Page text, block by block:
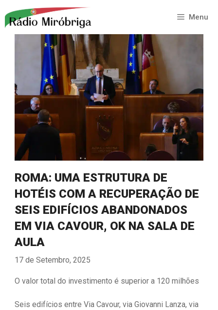
para
Menu
ROMA: UMA ESTRUTURA DE
HOTÉIS COM A RECUPERAÇÃO DE
SEIS EDIFÍCIOS ABANDONADOS
EM VIA CAVOUR, OK NA SALA DE
AULA
17 de Setembro, 2025
O valor total do investimento é superior a 120 milhões
Seis edifícios entre Via Cavour, via Giovanni Lanza, via